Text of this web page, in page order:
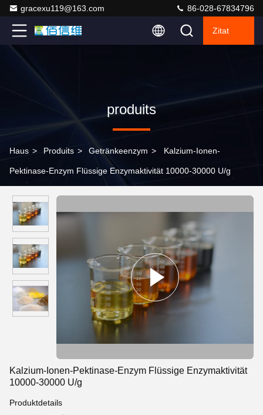
gracexu119@163.com 86-028-67834796
Zitat
produits
Haus > Produits > Getränkeenzym > Kalzium-Ionen-
Pektinase-Enzym Flüssige Enzymaktivität 10000-30000 U/g
Kalzium-Ionen-Pektinase-Enzym Flüssige Enzymaktivität
10000-30000 U/g
Produktdetails